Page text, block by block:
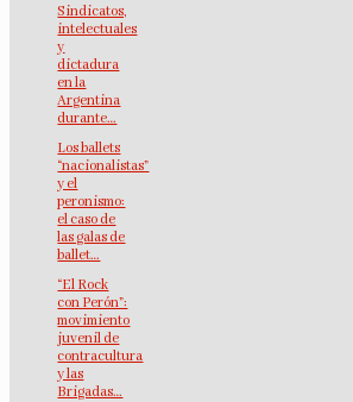
Sindicatos,
intelectuales
y
dictadura
en la
Argentina
durante…
Los ballets
“nacionalistas”
y el
peronismo:
el caso de
las galas de
ballet…
“El Rock
con Perón”:
movimiento
juvenil de
contracultura
y las
Brigadas…